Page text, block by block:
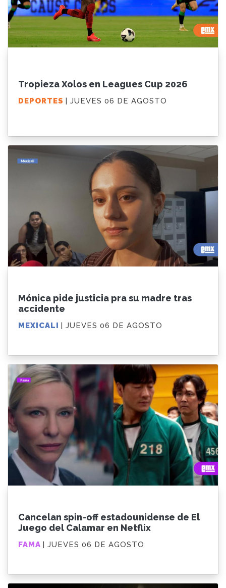
Tropieza Xolos en Leagues Cup 2026
DEPORTES | JUEVES 06 DE AGOSTO
Mónica pide justicia pra su madre tras
accidente
MEXICALI | JUEVES 06 DE AGOSTO
Cancelan spin-off estadounidense de El
Juego del Calamar en Netflix
FAMA | JUEVES 06 DE AGOSTO